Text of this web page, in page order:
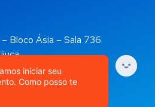
Bloco Ásia – Sala 736
iniciar seu
Como posso te